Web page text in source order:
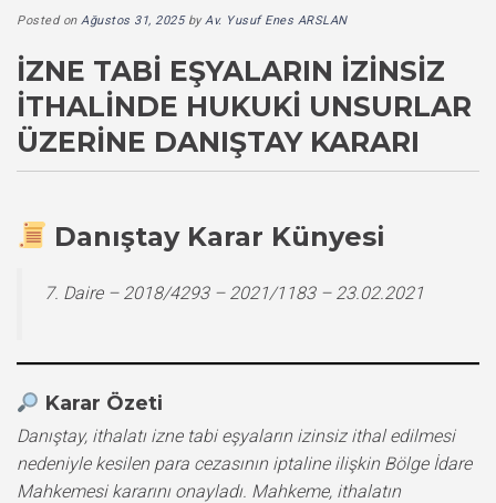
Posted on Ağustos 31, 2025byAv. Yusuf Enes ARSLAN
İZNE TABI EŞYALARIN İZINSIZ
İTHALINDE HUKUKI UNSURLAR
ÜZERINE DANIŞTAY KARARI
Danıştay Karar Künyesi
7. Daire – 2018/4293 – 2021/1183 – 23.02.2021
Karar Özeti
Danıştay, ithalatı izne tabi eşyaların izinsiz ithal edilmesi
nedeniyle kesilen para cezasının iptaline ilişkin Bölge İdare
Mahkemesi kararını onayladı. Mahkeme, ithalatın